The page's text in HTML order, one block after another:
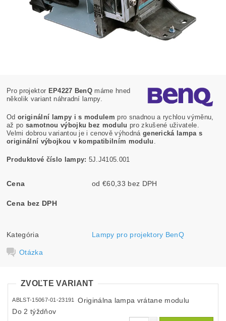
Pro projektor EP4227 BenQ máme hned
několik variant náhradní lampy.
Odoriginální lampy i s modulem pro snadnou a rychlou výměnu,
až posamotnou výbojku bez modulu pro zkušené uživatele.
Velmi dobrou variantou je i cenově výhodná generická lampa s
originální výbojkou v kompatibilním modulu
Produktové číslo lampy: 5J.J4105.001
Cena od €60,33 bez DPH
Cena bez DPH
Kategória Lampy pro projektory BenQ
Otázka
ZVOĽTE VARIANT
ABLST-15067-01-23191
Originálna lampa vrátane modulu
Do 2 týždňov